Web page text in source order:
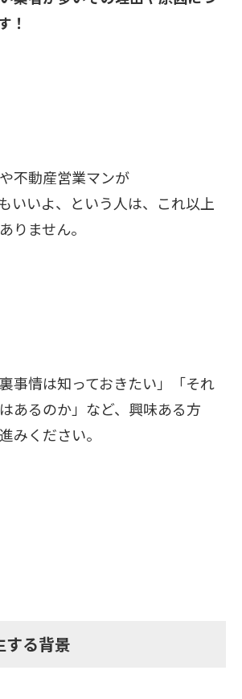
！
不動産営業マンが
いいよ、という人は、これ以上
りません。
事情は知っておきたい」「それ
あるのか」など、興味ある方
みください。
する背景